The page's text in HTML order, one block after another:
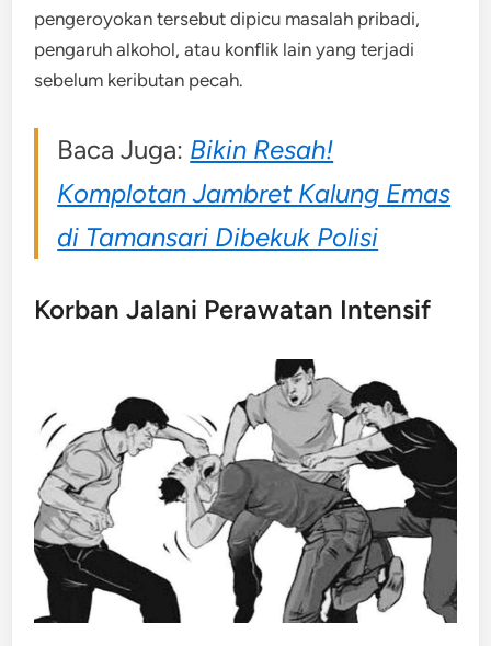
pengeroyokan tersebut dipicu masalah pribadi,
pengaruh alkohol, atau konflik lain yang terjadi
sebelum keributan pecah.
Baca Juga: Bikin Resah!
Komplotan Jambret Kalung Emas
di Tamansari Dibekuk Polisi
Korban Jalani Perawatan Intensif